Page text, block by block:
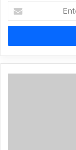
Enter
your
Email